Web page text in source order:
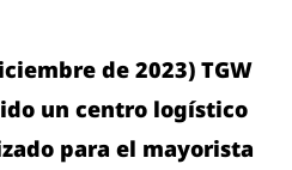
de 2023) TGW
un centro logístico
para el mayorista